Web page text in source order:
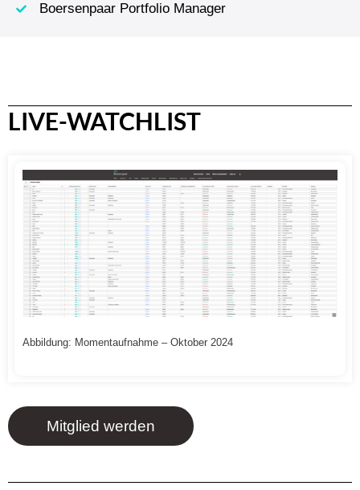
Boersenpaar Portfolio Manager
LIVE-WATCHLIST
Abbildung: Momentaufnahme – Oktober 2024
Mitglied werden